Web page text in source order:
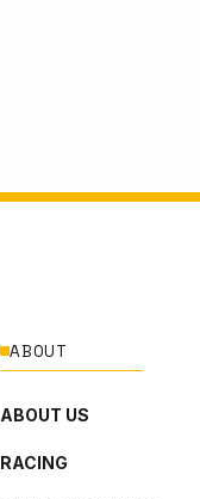
ABOUT
ABOUT US
RACING